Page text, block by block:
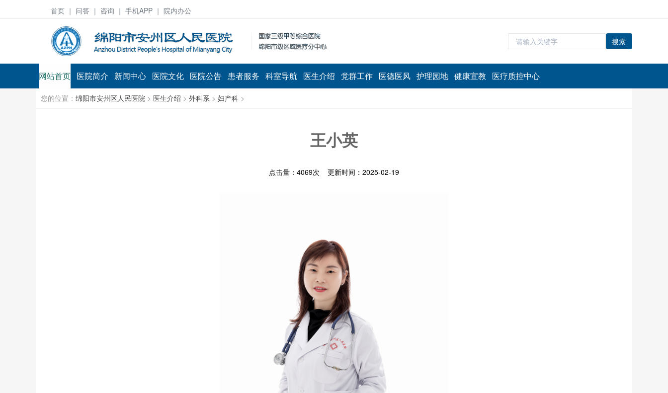
首页 ｜ 问答 ｜ 咨询 ｜ 手机APP ｜ 院内办公
搜索
网站首页 医院简介 新闻中心 医院文化 医院公告 患者服务 科室导航 医生介绍 党群工作 医德医风 护理园地 健康宣教 医疗质控中心
您的位置： 绵阳市安州区人民医院 > 医生介绍 > 外科系 > 妇产科 >
王小英
点击量： 4069次 更新时间：2025-02-19